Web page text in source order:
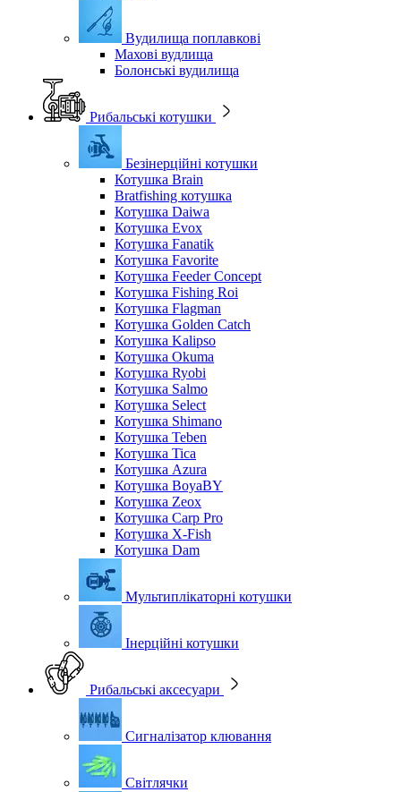
Вудилища поплавкові
Махові вудлища
Болонські вудилища
Рибальські котушки
Безінерційні котушки
Котушка Brain
Bratfishing котушка
Котушка Daiwa
Котушка Evox
Котушка Fanatik
Котушка Favorite
Котушка Feeder Concept
Котушка Fishing Roi
Котушка Flagman
Котушка Golden Catch
Котушка Kalipso
Котушка Okuma
Котушка Ryobi
Котушка Salmo
Котушка Select
Котушка Shimano
Котушка Teben
Котушка Tica
Котушка Azura
Котушка BoyaBY
Котушка Zeox
Котушка Carp Pro
Котушка X-Fish
Котушка Dam
Мультиплікаторні котушки
Інерційні котушки
Рибальські аксесуари
Сигналізатор клювання
Світлячки